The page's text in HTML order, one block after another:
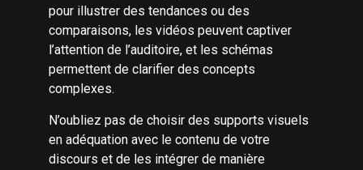
pour illustrer des tendances ou des
comparaisons, les vidéos peuvent captiver
l’attention de l’auditoire, et les schémas
permettent de clarifier des concepts
complexes.
N’oubliez pas de choisir des supports visuels
en adéquation avec le contenu de votre
discours et de les intégrer de manière